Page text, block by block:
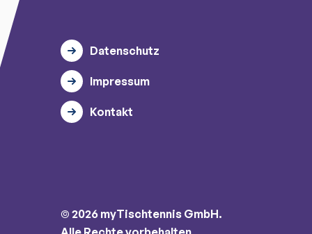
Datenschutz
Impressum
Kontakt
© 2026 myTischtennis GmbH.